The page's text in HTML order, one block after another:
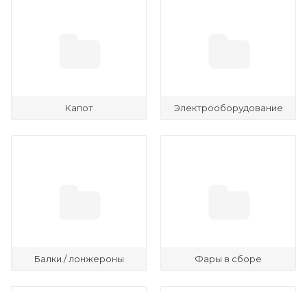
Капот Электрооборудование
Балки / лонжероны Фары в сборе